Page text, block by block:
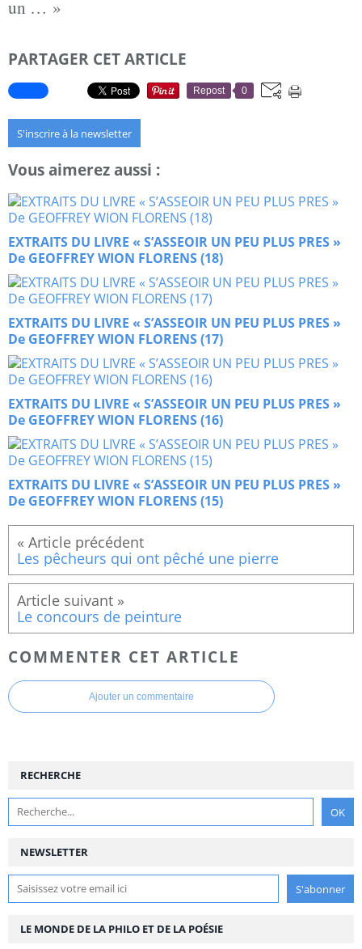
un … »
PARTAGER CET ARTICLE
Repost 0
S'inscrire à la newsletter
Vous aimerez aussi :
EXTRAITS DU LIVRE « S’ASSEOIR UN PEU PLUS PRES »
De GEOFFREY WION FLORENS (18)
EXTRAITS DU LIVRE « S’ASSEOIR UN PEU PLUS PRES »
De GEOFFREY WION FLORENS (17)
EXTRAITS DU LIVRE « S’ASSEOIR UN PEU PLUS PRES »
De GEOFFREY WION FLORENS (16)
EXTRAITS DU LIVRE « S’ASSEOIR UN PEU PLUS PRES »
De GEOFFREY WION FLORENS (15)
Les pêcheurs qui ont pêché une pierre
Le concours de peinture
COMMENTER CET ARTICLE
Ajouter un commentaire
NEWSLETTER
RECHERCHE
LE MONDE DE LA PHILO ET DE LA POÉSIE